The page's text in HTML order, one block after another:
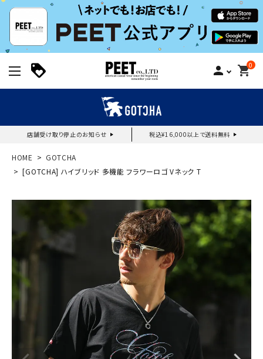
person 0
shopping_cart
店舗受け取り停止のお知らせ 税込¥16,000以上で送料無料
新規会員登録｜ログイン
search
スタイリング
HOME
GOTCHA
[GOTCHA] ハイブリッド 多機能 フラワーロゴ Vネック T